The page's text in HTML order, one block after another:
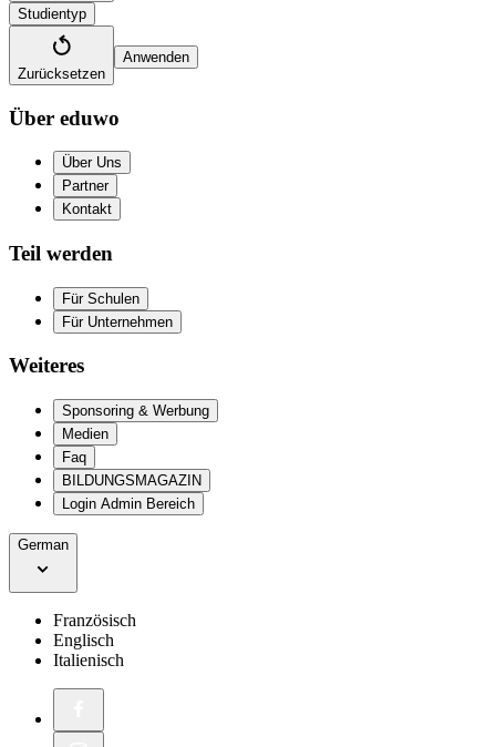
Studientyp
Zurücksetzen
Anwenden
Über eduwo
Über Uns
Partner
Kontakt
Teil werden
Für Schulen
Für Unternehmen
Weiteres
Sponsoring & Werbung
Medien
Faq
BILDUNGSMAGAZIN
Login Admin Bereich
German
Französisch
Englisch
Italienisch